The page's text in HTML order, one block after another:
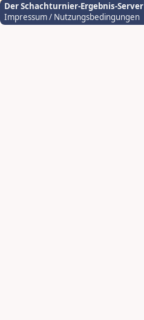
Der Schachturnier-Ergebnis-Server
Impressum / Nutzungsbedingungen